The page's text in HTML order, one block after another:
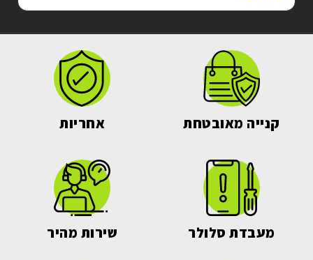
קנייה מאובטחת אחריות
מעבדת סלולר שירות מהיר